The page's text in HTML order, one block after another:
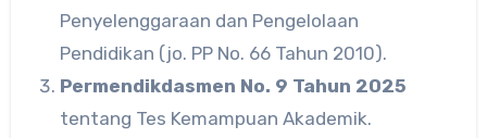
Penyelenggaraan dan Pengelolaan
Pendidikan (jo. PP No. 66 Tahun 2010).
Permendikdasmen No. 9 Tahun 2025
tentang Tes Kemampuan Akademik.